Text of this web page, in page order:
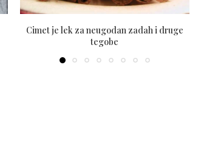
Cimet je lek za neugodan zadah i druge
tegobe